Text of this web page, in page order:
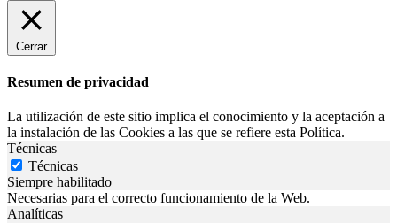
Cerrar
Resumen de privacidad
La utilización de este sitio implica el conocimiento y la aceptación a
la instalación de las Cookies a las que se refiere esta Política.
Técnicas
Técnicas
Siempre habilitado
Necesarias para el correcto funcionamiento de la Web.
Analíticas